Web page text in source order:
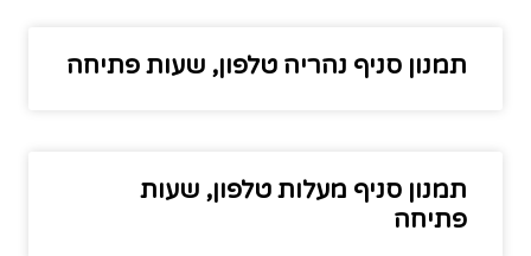
תמנון סניף נהריה טלפון, שעות פתיחה
תמנון סניף מעלות טלפון, שעות
פתיחה